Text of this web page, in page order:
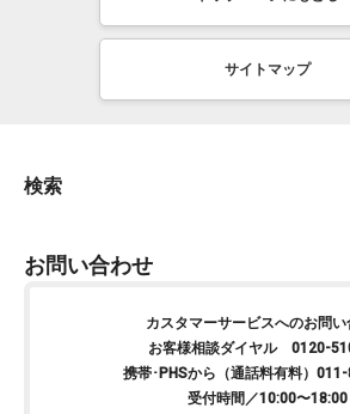
サイトマップ
検索
お問い合わせ
カスタマーサービスへのお問い
お客様相談ダイヤル 0120-
携帯･PHSから（通話料有料）
受付時間／10:00〜18:00